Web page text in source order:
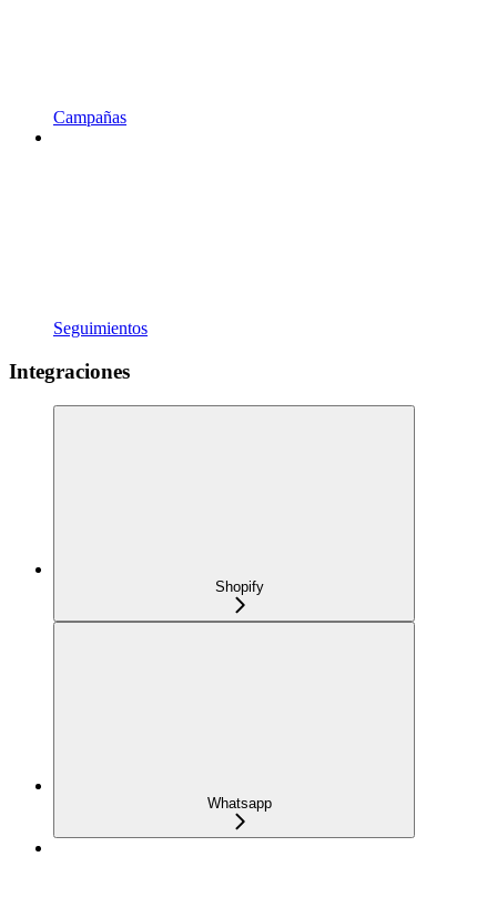
Campañas
Seguimientos
Integraciones
Shopify
Whatsapp